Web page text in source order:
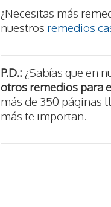
¿Necesitas más
nuestros remedios
P.D.: ¿Sabías que en
otros remedios para
más de 350 páginas
más te importan.